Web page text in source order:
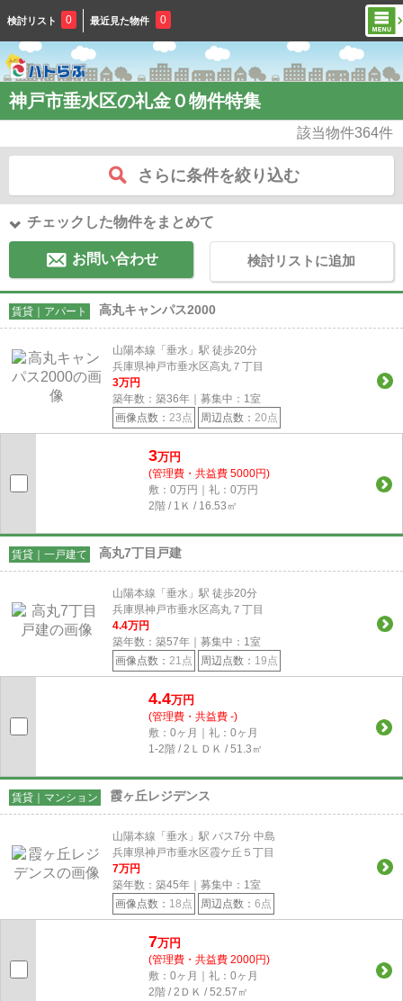
検討リスト 0 最近見た物件 0
神戸市垂水区の礼金０物件特集
該当物件364件
さらに条件を絞り込む
チェックした物件をまとめて
お問い合わせ 検討リストに追加
賃貸｜アパート 高丸キャンパス2000
山陽本線「垂水」駅 徒歩20分
兵庫県神戸市垂水区高丸７丁目
3万円
築年数：築36年｜募集中： 1室
画像点数： 23点 周辺点数： 20点
3万円
(管理費・共益費 5000円)
敷：0万円｜礼：0万円
2階 / 1Ｋ / 16.53㎡
賃貸｜一戸建て 高丸7丁目戸建
山陽本線「垂水」駅 徒歩20分
兵庫県神戸市垂水区高丸７丁目
4.4万円
築年数：築57年｜募集中： 1室
画像点数： 21点 周辺点数： 19点
4.4万円
(管理費・共益費 -)
敷：0ヶ月｜礼：0ヶ月
1-2階 / 2ＬＤＫ / 51.3㎡
賃貸｜マンション 霞ヶ丘レジデンス
山陽本線「垂水」駅 バス7分 中島
兵庫県神戸市垂水区霞ケ丘５丁目
7万円
築年数：築45年｜募集中： 1室
画像点数： 18点 周辺点数： 6点
7万円
(管理費・共益費 2000円)
敷：0ヶ月｜礼：0ヶ月
2階 / 2ＤＫ / 52.57㎡